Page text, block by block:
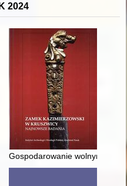
2024
Gospodarowanie wolnym